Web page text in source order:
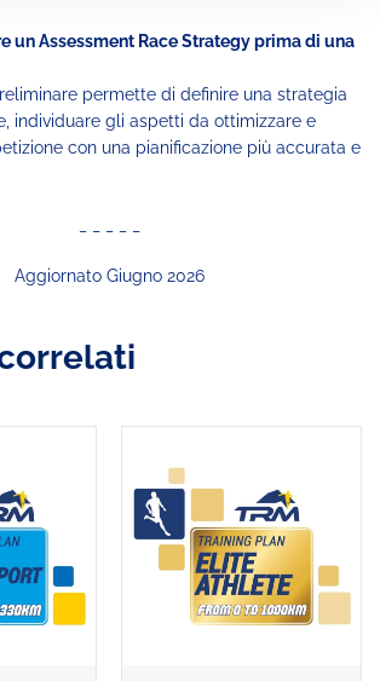
un Assessment Race Strategy prima di una
permette di definire una strategia
individuare gli aspetti da ottimizzare e
con una pianificazione più accurata e
Aggiornato Giugno 2026